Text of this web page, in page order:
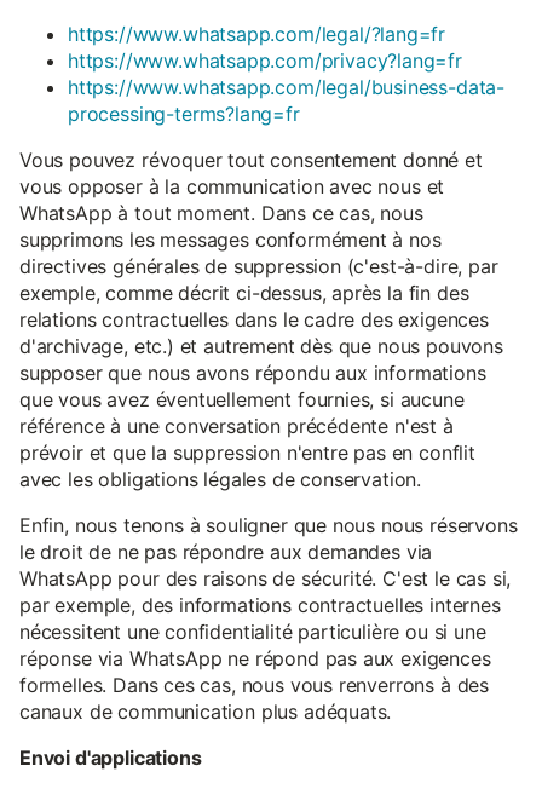
https://www.whatsapp.com/legal/?lang=fr
https://www.whatsapp.com/privacy?lang=fr
https://www.whatsapp.com/legal/business-data-
processing-terms?lang=fr
Vous pouvez révoquer tout consentement donné et
vous opposer à la communication avec nous et
WhatsApp à tout moment. Dans ce cas, nous
supprimons les messages conformément à nos
directives générales de suppression (c'est-à-dire, par
exemple, comme décrit ci-dessus, après la fin des
relations contractuelles dans le cadre des exigences
d'archivage, etc.) et autrement dès que nous pouvons
supposer que nous avons répondu aux informations
que vous avez éventuellement fournies, si aucune
référence à une conversation précédente n'est à
prévoir et que la suppression n'entre pas en conflit
avec les obligations légales de conservation.
Enfin, nous tenons à souligner que nous nous réservons
le droit de ne pas répondre aux demandes via
WhatsApp pour des raisons de sécurité. C'est le cas si,
par exemple, des informations contractuelles internes
nécessitent une confidentialité particulière ou si une
réponse via WhatsApp ne répond pas aux exigences
formelles. Dans ces cas, nous vous renverrons à des
canaux de communication plus adéquats.
Envoi d'applications